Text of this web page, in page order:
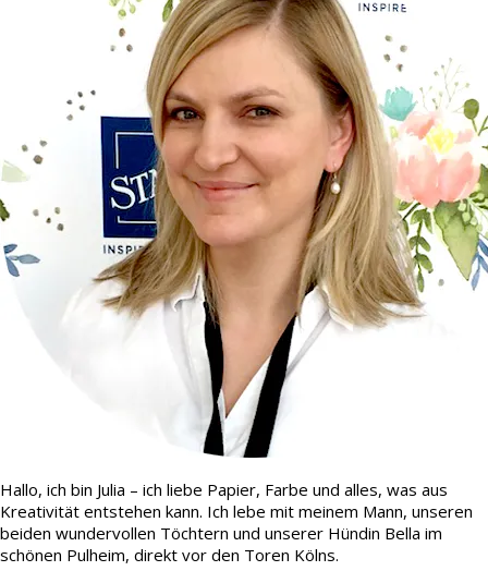
Hallo, ich bin Julia – ich liebe Papier, Farbe und alles, was aus
Kreativität entstehen kann. Ich lebe mit meinem Mann, unseren
beiden wundervollen Töchtern und unserer Hündin Bella im
schönen Pulheim, direkt vor den Toren Kölns.